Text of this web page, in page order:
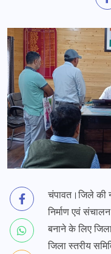
चंपावत।जिले की
निर्माण एवं
बनाने के लिए
जिला स्तरीय